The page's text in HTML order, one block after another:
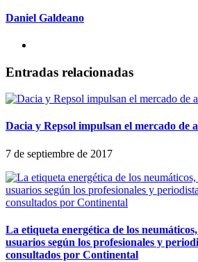
Daniel Galdeano
Entradas relacionadas
Dacia y Repsol impulsan el mercado de
7 de septiembre de 2017
La etiqueta energética de los
usuarios según los profesionales y
consultados por Continental